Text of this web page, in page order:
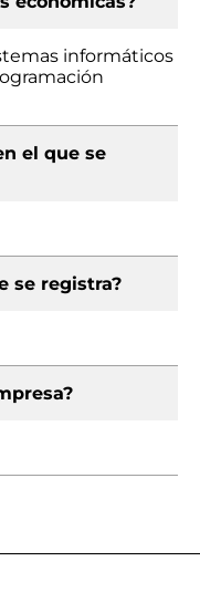
informáticos
el que se
se registra?